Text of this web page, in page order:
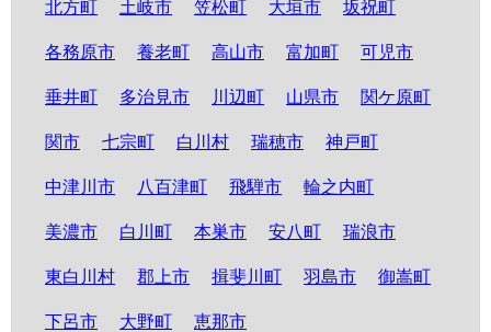
北方町 土岐市 笠松町 大垣市 坂祝町
各務原市 養老町 高山市 富加町 可児市
垂井町 多治見市 川辺町 山県市 関ケ原町
関市 七宗町 白川村 瑞穂市 神戸町
中津川市 八百津町 飛騨市 輪之内町
美濃市 白川町 本巣市 安八町 瑞浪市
東白川村 郡上市 揖斐川町 羽島市 御嵩町
下呂市 大野町 恵那市